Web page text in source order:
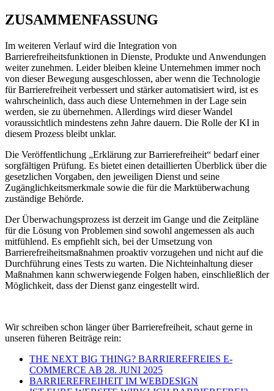
ZUSAMMENFASSUNG
Im weiteren Verlauf wird die Integration von
Barrierefreiheitsfunktionen in Dienste, Produkte und Anwendungen
weiter zunehmen. Leider bleiben kleine Unternehmen immer noch
von dieser Bewegung ausgeschlossen, aber wenn die Technologie
für Barrierefreiheit verbessert und stärker automatisiert wird, ist es
wahrscheinlich, dass auch diese Unternehmen in der Lage sein
werden, sie zu übernehmen. Allerdings wird dieser Wandel
voraussichtlich mindestens zehn Jahre dauern. Die Rolle der KI in
diesem Prozess bleibt unklar.
Die Veröffentlichung „Erklärung zur Barrierefreiheit“ bedarf einer
sorgfältigen Prüfung. Es bietet einen detaillierten Überblick über die
gesetzlichen Vorgaben, den jeweiligen Dienst und seine
Zugänglichkeitsmerkmale sowie die für die Marktüberwachung
zuständige Behörde.
Der Überwachungsprozess ist derzeit im Gange und die Zeitpläne
für die Lösung von Problemen sind sowohl angemessen als auch
mitfühlend. Es empfiehlt sich, bei der Umsetzung von
Barrierefreiheitsmaßnahmen proaktiv vorzugehen und nicht auf die
Durchführung eines Tests zu warten. Die Nichteinhaltung dieser
Maßnahmen kann schwerwiegende Folgen haben, einschließlich der
Möglichkeit, dass der Dienst ganz eingestellt wird.
Wir schreiben schon länger über Barrierefreiheit, schaut gerne in
unseren füheren Beiträge rein:
THE NEXT BIG THING? BARRIEREFREIES E-
COMMERCE AB 28. JUNI 2025
BARRIEREFREIHEIT IM WEBDESIGN